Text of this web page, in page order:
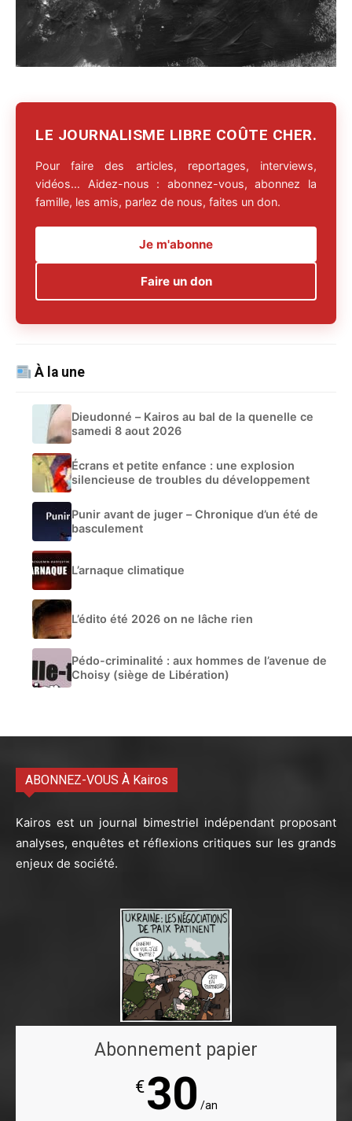
LE JOURNALISME LIBRE COÛTE CHER.
Pour faire des articles, reportages, interviews,
vidéos… Aidez-nous : abonnez-vous, abonnez la
famille, les amis, parlez de nous, faites un don.
Je m'abonne
Faire un don
À la une
Dieudonné – Kairos au bal de la quenelle ce
samedi 8 aout 2026
Écrans et petite enfance : une explosion
silencieuse de troubles du développement
Punir avant de juger – Chronique d’un été de
basculement
L’arnaque climatique
L’édito été 2026 on ne lâche rien
Pédo-criminalité : aux hommes de l’avenue de
Choisy (siège de Libération)
ABONNEZ-VOUS À Kairos
Kairos est un journal bimestriel indépendant proposant
analyses, enquêtes et réflexions critiques sur les grands
enjeux de société.
Abonnement papier
€30 /an